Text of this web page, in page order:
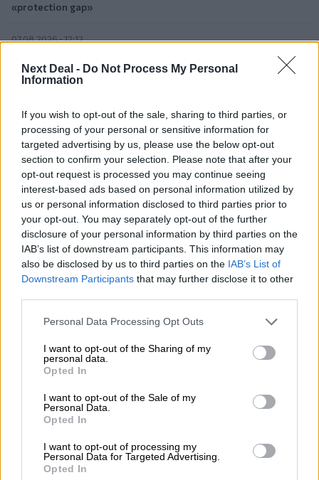
Next Deal - Do Not Process My Personal
Information
If you wish to opt-out of the sale, sharing to third parties, or
processing of your personal or sensitive information for
targeted advertising by us, please use the below opt-out
section to confirm your selection. Please note that after your
opt-out request is processed you may continue seeing
interest-based ads based on personal information utilized by
us or personal information disclosed to third parties prior to
your opt-out. You may separately opt-out of the further
disclosure of your personal information by third parties on the
IAB’s list of downstream participants. This information may
also be disclosed by us to third parties on the IAB’s List of
Downstream Participants that may further disclose it to other
Personal Data Processing Opt Outs
I want to opt-out of the Sharing of my
personal data.
Opted In
I want to opt-out of the Sale of my
Personal Data.
Opted In
I want to opt-out of processing my
Personal Data for Targeted Advertising.
Opted In
«protection gap»
07.08.2026 - 12:12
07.08.2026 - 11:01
στα Λειτουργικά και Προσαρμοσμένα Καθαρά Αποτελέσματα
με συμβολή από όλες τις επιχειρηματικές δραστηριότητες
07.08.2026 - 10:28
Ομαδικά Ασφαλιστικά προϊόντα Επαγγελματικής
Συνταξιοδότησης: Νέο πεδίο ανάπτυξης για ασφαλιστικές και
ασφαλιστές
07.08.2026 - 09:23
CrediaBank: Οικονομικά Αποτελέσματα A’ Εξαμήνου 2026 -
Υψηλοί ρυθμοί ανάπτυξης και νέα ρεκόρ επιδόσεων
κερδοφορίας των τραπεζών, η δυναμική επιστροφή της
06.08.2026 - 22:39
στο έργο του – Ποιος είναι ο Έλληνας χειρουργός Χρήστος
Κοντοβουνήσιος
06.08.2026 - 14:55
Μιχάλης Τάτσης, Insurance & Healthcare Analyst, διευθυντής
Επιχειρηματικής Ανάπτυξης Ομίλου HHG